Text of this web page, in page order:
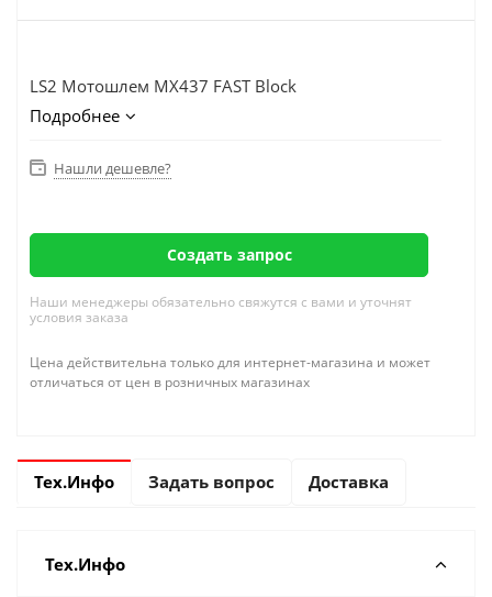
LS2 Мотошлем MX437 FAST Block
Подробнее
Нашли дешевле?
Создать запрос
Наши менеджеры обязательно свяжутся с вами и уточнят
условия заказа
Цена действительна только для интернет-магазина и может
отличаться от цен в розничных магазинах
Тех.Инфо Задать вопрос Доставка
Тех.Инфо